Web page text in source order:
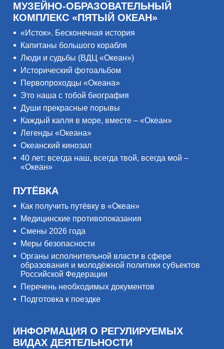
МУЗЕЙНО-ОБРАЗОВАТЕЛЬНЫЙ
КОМПЛЕКС «ПЯТЫЙ ОКЕАН»
«Исток». Бесконечная история
Капитаны большого корабля
Люди и судьбы (ВДЦ «Океан»)
Исторический фотоальбом
Первопроходцы «Океана»
Это наша с тобой биография
Души прекрасные порывы
Каждый капля в море, вместе – «Океан»
Легенды «Океана»
Океанский кинозал
40 лет: всегда наш, всегда твой, всегда мой –
«Океан»
ПУТЁВКА
Как получить путёвку в «Океан»
Медицинские противопоказания
Смены 2026 года
Меры безопасности
Органы исполнительной власти в сфере
образования и молодёжной политики субъектов
Российской Федерации
Перечень необходимых документов
Подготовка к поездке
ИНФОРМАЦИЯ О РЕГУЛИРУЕМЫХ
ВИДАХ ДЕЯТЕЛЬНОСТИ